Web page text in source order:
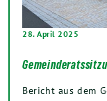
28. April 2025
Bericht aus dem